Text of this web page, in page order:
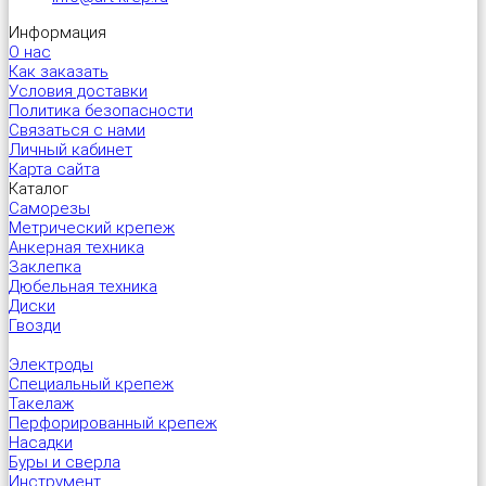
Универсальный дюбель потай и с бортом
Универсальный распорный дюбель с петельным крюком RUO
Универсальный распорный дюбель с потолочным крюком RUС
Универсальный распорный дюбель с простым крюком RUL
Фасадный анкер “Wkret-met”
Шпатель фасадный нержавеющий, зубчатый 8х8мм
Информация
О нас
Как заказать
Условия доставки
Политика безопасности
Связаться с нами
Личный кабинет
Карта сайта
Каталог
Саморезы
Метрический крепеж
Анкерная техника
Заклепка
Дюбельная техника
Диски
Гвозди
Электроды
Специальный крепеж
Такелаж
Перфорированный крепеж
Насадки
Буры и сверла
Инструмент